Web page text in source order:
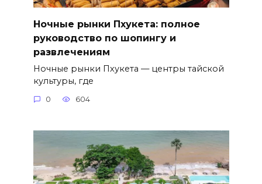
Ночные рынки Пхукета: полное
руководство по шопингу и
развлечениям
Ночные рынки Пхукета — центры тайской
культуры, где
0 604